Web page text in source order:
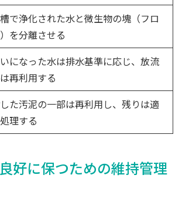
で浄化された水と微生物の塊（フロ
を分離させる
になった水は排水基準に応じ、放流
再利用する
た汚泥の一部は再利用し、残りは適
理する
好に保つための維持管理